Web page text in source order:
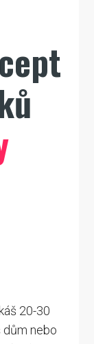
20-30
dům nebo